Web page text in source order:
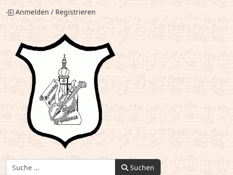
Anmelden / Registrieren
Finden: Suchen